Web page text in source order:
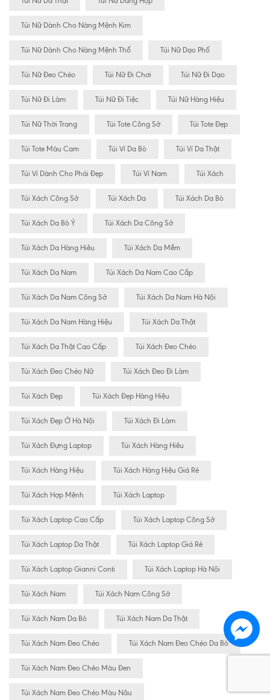
Túi Nữ Dành Cho Nàng Mệnh Kim
Túi Nữ Dành Cho Nàng Mệnh Thổ Túi Nữ Dạo Phố
Túi Nữ Đeo Chéo Túi Nữ Đi Chơi Túi Nữ Đi Dạo
Túi Nữ Đi Làm Túi Nữ Đi Tiệc Túi Nữ Hàng Hiệu
Túi Nữ Thời Trang Túi Tote Công Sở Túi Tote Đẹp
Túi Tote Màu Cam Túi Ví Da Bò Túi Ví Da Thật
Túi Ví Dành Cho Phái Đẹp Túi Ví Nam Túi Xách
Túi Xách Công Sở Túi Xách Da Túi Xách Da Bò
Túi Xách Da Bò Ý Túi Xách Da Công Sở
Túi Xách Da Hàng Hiêu Túi Xách Da Mềm
Túi Xách Da Nam Túi Xách Da Nam Cao Cấp
Túi Xách Da Nam Công Sở Túi Xách Da Nam Hà Nội
Túi Xách Da Nam Hàng Hiệu Túi Xách Da Thật
Túi Xách Da Thật Cao Cấp Túi Xách Đeo Chéo
Túi Xách Đeo Chéo Nữ Túi Xách Đeo Đi Làm
Túi Xách Đẹp Túi Xách Đẹp Hàng Hiệu
Túi Xách Đẹp Ở Hà Nội Túi Xách Đi Làm
Túi Xách Đựng Laptop Túi Xách Hàng Hiêu
Túi Xách Hàng Hiệu Túi Xách Hàng Hiệu Giá Rẻ
Túi Xách Hợp Mệnh Túi Xách Laptop
Túi Xách Laptop Cao Cấp Túi Xách Laptop Công Sở
Túi Xách Laptop Da Thật Túi Xách Laptop Giá Rẻ
Túi Xách Laptop Gianni Conti Túi Xách Laptop Hà Nội
Túi Xách Nam Túi Xách Nam Công Sở
Túi Xách Nam Da Bò Túi Xách Nam Da Thật
Túi Xách Nam Đeo Chéo Túi Xách Nam Đeo Chéo Da Bò
Túi Xách Nam Đeo Chéo Màu Đen
Túi Xách Nam Đeo Chéo Màu Nâu